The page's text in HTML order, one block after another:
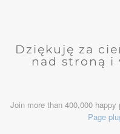
Dziękuję za
nad stroną i
Join more than 400,000 happy
Page